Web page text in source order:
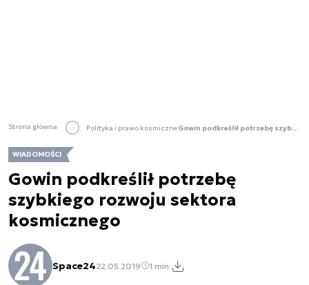
Strona główna Polityka i prawo kosmiczne Gowin podkreślił potrzebę szybkiego rozwoju sektora kosmicznego
WIADOMOŚCI
Gowin podkreślił potrzebę
szybkiego rozwoju sektora
kosmicznego
Space2422.05.2019 1 min.